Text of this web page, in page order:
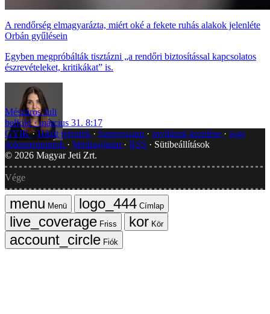
A rendőrség elmagyarázta, miért oké a fekete ruhás alakok jelenléte
Orbán gyűlésein
Egyben megpróbálták tisztázni „a rendőri biztosítással kapcsolatos
észrevételeket, kritikákat” is.
Mészáros Juli
belföld
március 31. 8:17
GYIK Hibát jelentek Impresszum Javítások kezelése
Jogi
dokumentumok
Médiaajánlat RSS
Sütibeállítások
© 2026 Magyar Jeti Zrt.
Vége
Menü
Címlap
Friss
Kör
Fiók